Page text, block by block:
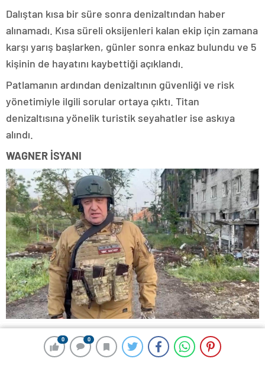
0 0
0 0
Dalıştan kısa bir süre sonra denizaltından haber
alınamadı. Kısa süreli oksijenleri kalan ekip için zamana
karşı yarış başlarken, günler sonra enkaz bulundu ve 5
kişinin de hayatını kaybettiği açıklandı.
Patlamanın ardından denizaltının güvenliği ve risk
yönetimiyle ilgili sorular ortaya çıktı. Titan
denizaltısına yönelik turistik seyahatler ise askıya
alındı.
WAGNER İSYANI
24 Haziran’da ise dünya Rusya’da ortaya çıkan bir
başkaldırıya odaklandı.